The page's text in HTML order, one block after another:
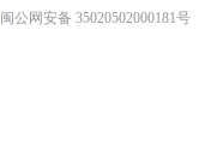
闽公网安备 35020502000181号